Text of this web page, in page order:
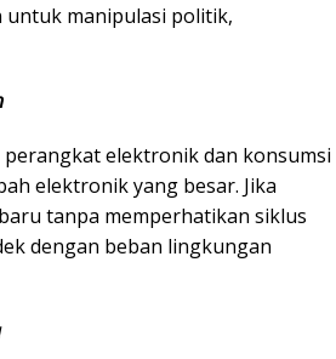
untuk manipulasi politik,
elektronik dan konsumsi
elektronik yang besar. Jika
tanpa memperhatikan siklus
dengan beban lingkungan